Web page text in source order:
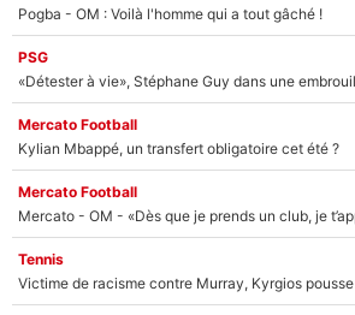
Pogba - OM : Voilà l'homme qui a tout gâché !
PSG
«Détester à vie», Stéphane Guy dans une
Mercato Football
Kylian Mbappé, un transfert obligatoire cet été ?
Mercato Football
Tennis